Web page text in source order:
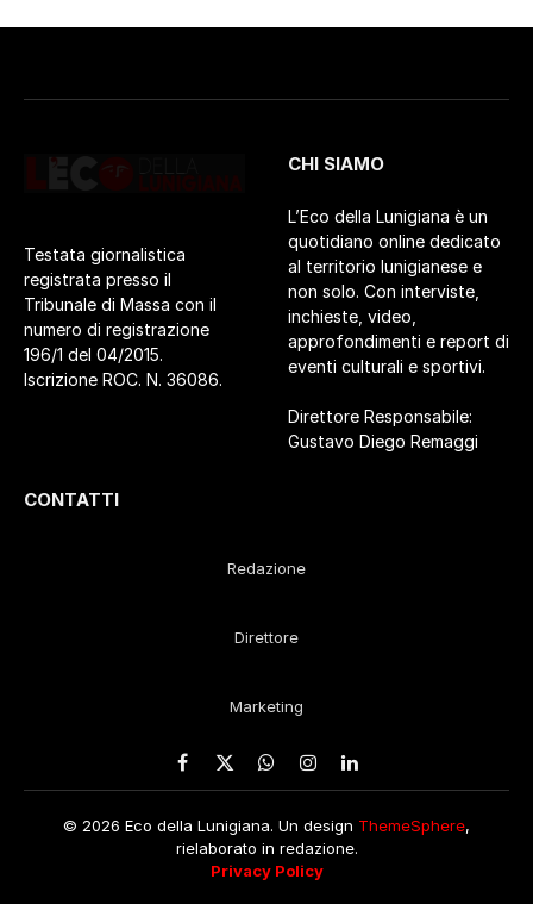
Testata giornalistica
registrata presso il
Tribunale di Massa con il
numero di registrazione
196/1 del 04/2015.
Iscrizione ROC. N. 36086.
CHI SIAMO
L’Eco della Lunigiana è un
quotidiano online dedicato
al territorio lunigianese e
non solo. Con interviste,
inchieste, video,
approfondimenti e report di
eventi culturali e sportivi.
Direttore Responsabile:
Gustavo Diego Remaggi
CONTATTI
Redazione
Direttore
Marketing
Facebook
X
WhatsApp
Instagram
LinkedIn
© 2026 Eco della Lunigiana. Un design ThemeSphere,
rielaborato in redazione.
Privacy Policy